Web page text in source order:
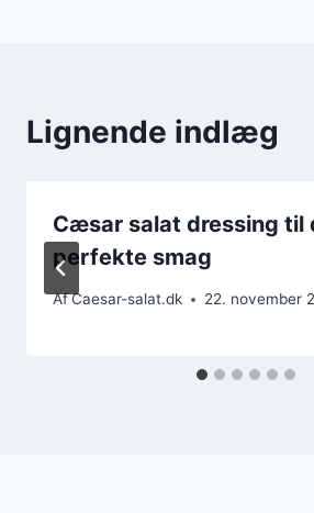
Lignende indlæg
Cæsar salat dressing til
perfekte smag
AfCaesar-salat.dk 22. november